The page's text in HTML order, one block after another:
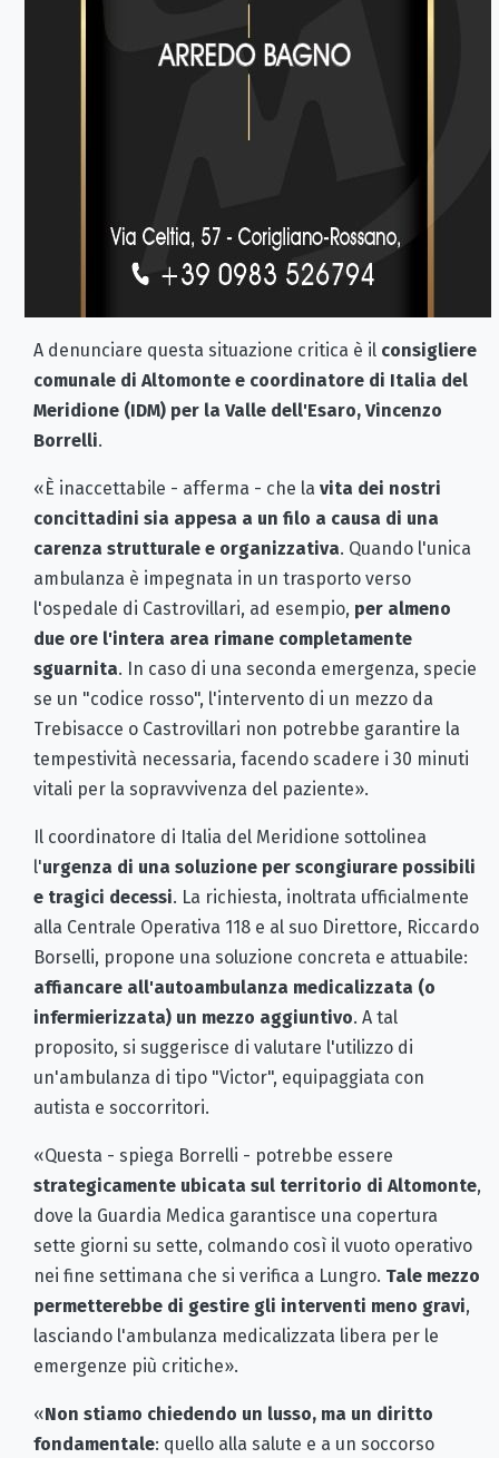
A denunciare questa situazione critica è il consigliere
comunale di Altomonte e coordinatore di Italia del
Meridione (IDM) per la Valle dell'Esaro, Vincenzo
Borrelli.
«È inaccettabile - afferma - che la vita dei nostri
concittadini sia appesa a un filo a causa di una
carenza strutturale e organizzativa. Quando l'unica
ambulanza è impegnata in un trasporto verso
l'ospedale di Castrovillari, ad esempio, per almeno
due ore l'intera area rimane completamente
sguarnita. In caso di una seconda emergenza, specie
se un "codice rosso", l'intervento di un mezzo da
Trebisacce o Castrovillari non potrebbe garantire la
tempestività necessaria, facendo scadere i 30 minuti
vitali per la sopravvivenza del paziente».
Il coordinatore di Italia del Meridione sottolinea
l'urgenza di una soluzione per scongiurare possibili
e tragici decessi. La richiesta, inoltrata ufficialmente
alla Centrale Operativa 118 e al suo Direttore, Riccardo
Borselli, propone una soluzione concreta e attuabile:
affiancare all'autoambulanza medicalizzata (o
infermierizzata) un mezzo aggiuntivo. A tal
proposito, si suggerisce di valutare l'utilizzo di
un'ambulanza di tipo "Victor", equipaggiata con
autista e soccorritori.
«Questa - spiega Borrelli - potrebbe essere
strategicamente ubicata sul territorio di Altomonte,
dove la Guardia Medica garantisce una copertura
sette giorni su sette, colmando così il vuoto operativo
nei fine settimana che si verifica a Lungro. Tale mezzo
permetterebbe di gestire gli interventi meno gravi,
lasciando l'ambulanza medicalizzata libera per le
emergenze più critiche».
«Non stiamo chiedendo un lusso, ma un diritto
fondamentale: quello alla salute e a un soccorso